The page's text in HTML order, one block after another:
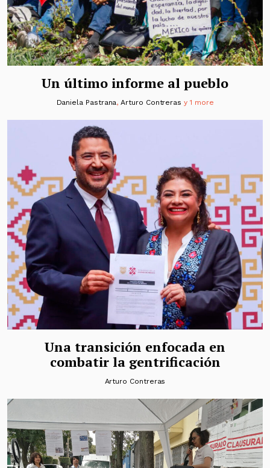
Un último informe al pueblo
Daniela Pastrana,Arturo Contreras y 1 more
Una transición enfocada en
combatir la gentrificación
Arturo Contreras